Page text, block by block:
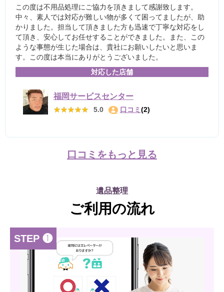
この度は不用品処理にご協力を頂きまして感謝致します。
中々、素人では対応が難しい物が多くて困ってましたが、助
かりました。担当して頂きました方も迅速で丁寧な対応をし
て頂き、安心してお任せすることができました。また、この
ような事態が生じた場合は、貴社にお願いしたいと思いま
す。この度は本当にありがとうございました。
対応した店舗
福岡サービスセンター
★★★★★
★★★★★ 5.0 口コミ (2)
口コミをもっと見る
遺品整理
ご利用の流れ
STEP ❶